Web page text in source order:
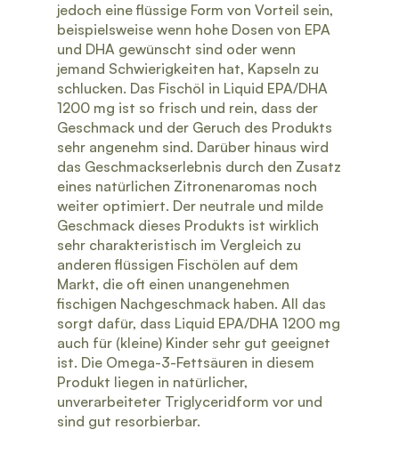
jedoch eine flüssige Form von Vorteil sein,
beispielsweise wenn hohe Dosen von EPA
und DHA gewünscht sind oder wenn
jemand Schwierigkeiten hat, Kapseln zu
schlucken. Das Fischöl in Liquid EPA/DHA
1200 mg ist so frisch und rein, dass der
Geschmack und der Geruch des Produkts
sehr angenehm sind. Darüber hinaus wird
das Geschmackserlebnis durch den Zusatz
eines natürlichen Zitronenaromas noch
weiter optimiert. Der neutrale und milde
Geschmack dieses Produkts ist wirklich
sehr charakteristisch im Vergleich zu
anderen flüssigen Fischölen auf dem
Markt, die oft einen unangenehmen
fischigen Nachgeschmack haben. All das
sorgt dafür, dass Liquid EPA/DHA 1200 mg
auch für (kleine) Kinder sehr gut geeignet
ist. Die Omega-3-Fettsäuren in diesem
Produkt liegen in natürlicher,
unverarbeiteter Triglyceridform vor und
sind gut resorbierbar.